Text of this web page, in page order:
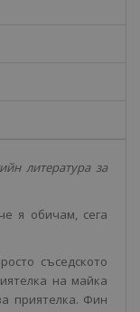
литература за
я обичам, сега
съседското
на майка
приятелка. Фин